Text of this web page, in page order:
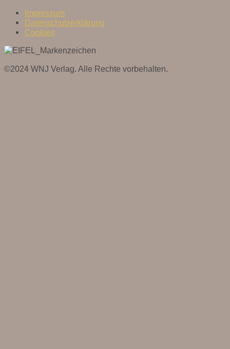
Impressum
Datenschutzerklärung
Cookies
©2024 WNJ Verlag. Alle Rechte vorbehalten.